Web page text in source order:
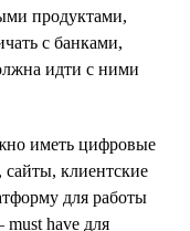
продуктами,
с банками,
идти с ними
иметь цифровые
клиентские
для работы
have для